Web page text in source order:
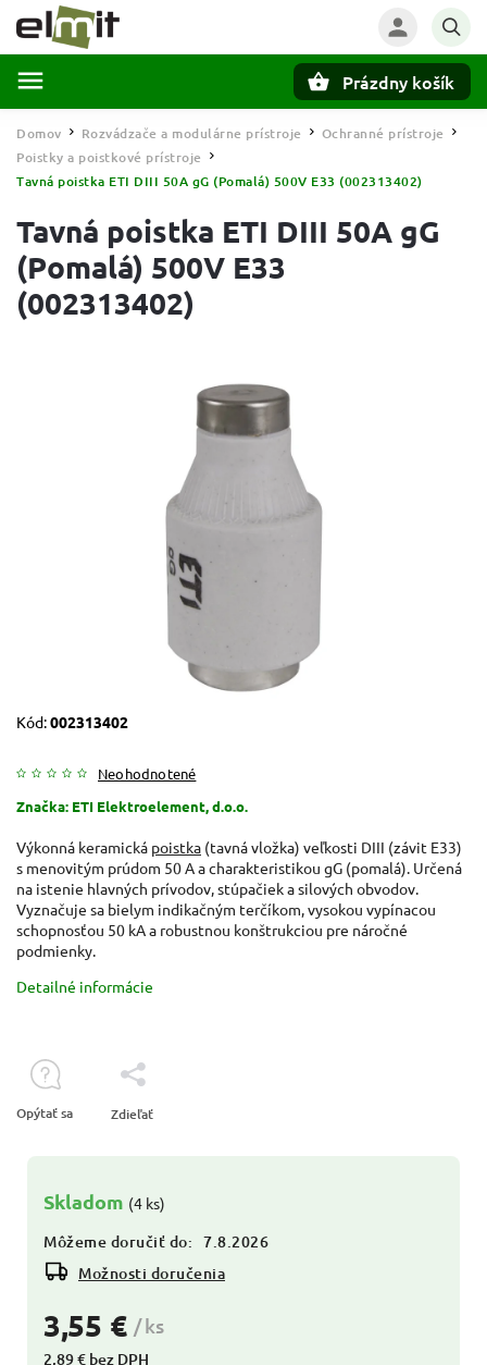
Prázdny košík
Domov / Rozvádzače a modulárne prístroje / Ochranné prístroje /
Poistky a poistkové prístroje /
Tavná poistka ETI DIII 50A gG (Pomalá) 500V E33 (002313402)
Tavná poistka ETI DIII 50A gG
(Pomalá) 500V E33
(002313402)
Kód:002313402
Neohodnotené
Značka: ETI Elektroelement, d.o.o.
3,55 € / ks
2,89 € bez DPH
Skladom (4 ks)
Môžeme doručiť do: 7.8.2026
Možnosti doručenia
Výkonná keramická poistka (tavná vložka) veľkosti DIII (závit E33)
s menovitým prúdom 50 A a charakteristikou gG (pomalá). Určená
na istenie hlavných prívodov, stúpačiek a silových obvodov.
Vyznačuje sa bielym indikačným terčíkom, vysokou vypínacou
schopnosťou 50 kA a robustnou konštrukciou pre náročné
podmienky.
Detailné informácie
Opýtať sa Zdieľať